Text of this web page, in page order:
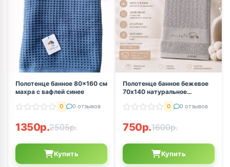
Полотенце банное 80×160 см
махра с вафлей синее
0 0 отзывов
1350р.2505р.
Купить
Полотенце банное бежевое
70х140 натуральное
0 0 отзывов
750р.1600р.
Купить